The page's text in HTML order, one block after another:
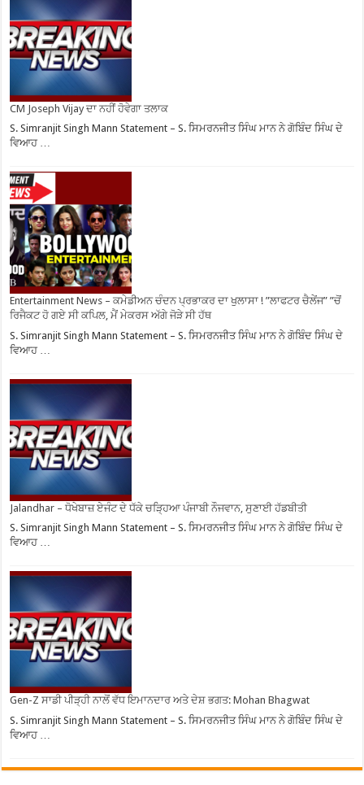
CM Joseph Vijay ਦਾ ਨਹੀਂ ਹੋਵੇਗਾ ਤਲਾਕ
S. Simranjit Singh Mann Statement – S. ਸਿਮਰਨਜੀਤ ਸਿੰਘ ਮਾਨ ਨੇ ਗੋਬਿੰਦ ਸਿੰਘ ਦੇ
ਵਿਆਹ …
Entertainment News – ਕਮੇਡੀਅਨ ਚੰਦਨ ਪ੍ਰਭਾਕਰ ਦਾ ਖੁਲਾਸਾ ! ”ਲਾਫਟਰ ਚੈਲੇਂਜ” ”ਚੋਂ
ਰਿਜੈਕਟ ਹੋ ਗਏ ਸੀ ਕਪਿਲ, ਮੈਂ ਮੇਕਰਸ ਅੱਗੇ ਜੋੜੇ ਸੀ ਹੱਥ
S. Simranjit Singh Mann Statement – S. ਸਿਮਰਨਜੀਤ ਸਿੰਘ ਮਾਨ ਨੇ ਗੋਬਿੰਦ ਸਿੰਘ ਦੇ
ਵਿਆਹ …
Jalandhar – ਧੋਖੇਬਾਜ਼ ਏਜੰਟ ਦੇ ਧੱਕੇ ਚੜ੍ਹਿਆ ਪੰਜਾਬੀ ਨੌਜਵਾਨ, ਸੁਣਾਈ ਹੱਡਬੀਤੀ
S. Simranjit Singh Mann Statement – S. ਸਿਮਰਨਜੀਤ ਸਿੰਘ ਮਾਨ ਨੇ ਗੋਬਿੰਦ ਸਿੰਘ ਦੇ
ਵਿਆਹ …
Gen-Z ਸਾਡੀ ਪੀੜ੍ਹੀ ਨਾਲੋਂ ਵੱਧ ਇਮਾਨਦਾਰ ਅਤੇ ਦੇਸ਼ ਭਗਤ: Mohan Bhagwat
S. Simranjit Singh Mann Statement – S. ਸਿਮਰਨਜੀਤ ਸਿੰਘ ਮਾਨ ਨੇ ਗੋਬਿੰਦ ਸਿੰਘ ਦੇ
ਵਿਆਹ …